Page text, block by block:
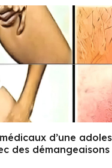
d’une
des démangeaisons